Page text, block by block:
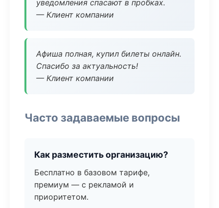
уведомления спасают в пробках.
— Клиент компании
Афиша полная, купил билеты онлайн.
Спасибо за актуальность!
— Клиент компании
Часто задаваемые вопросы
Как разместить организацию?
Бесплатно в базовом тарифе,
премиум — с рекламой и
приоритетом.